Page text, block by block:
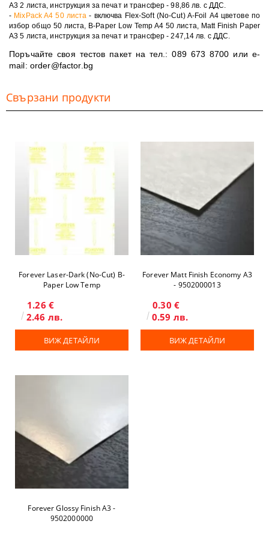
A3 2 листа, инструкция за печат и трансфер -98,86 лв. с ДДС.
- MixPack A4 50 листа - включва Flex-Soft (No-Cut) A-Foil А4 цветове по
избор общо 50 листа, B-Paper Low Temp A4 50 листа, Matt Finish Paper
A3 5 листа, инструкция за печат и трансфер -247,14 лв. с ДДС.
Поръчайте своя тестов пакет на тел.:089 673 8700 или e-
mail: order@factor.bg
Свързани продукти
Forever Laser-Dark (No-Cut) B-
Paper Low Temp
1.26 €
2.46 лв.
ВИЖ ДЕТАЙЛИ
Forever Matt Finish Economy A3
- 9502000013
0.30 €
0.59 лв.
ВИЖ ДЕТАЙЛИ
Forever Glossy Finish A3 -
9502000000